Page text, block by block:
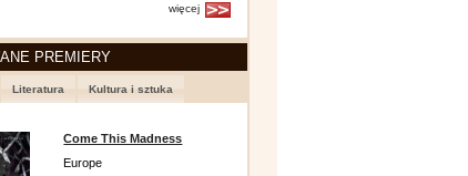
więcej
PREMIERY
Literatura Kultura i sztuka
Come This Madness
Europe